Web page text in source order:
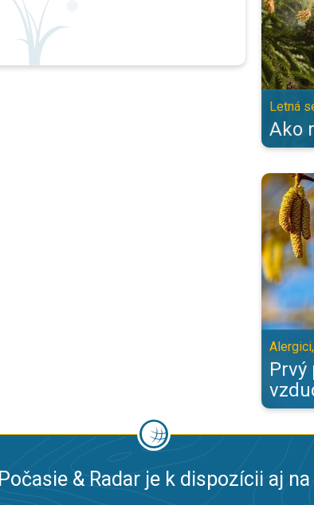
Letná
Ako
Prvý peľ
Prvý
Počasie & Radar je k dispozícii aj na